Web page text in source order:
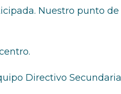
Nuestro punto de
Directivo Secundaria